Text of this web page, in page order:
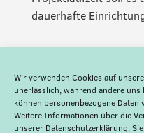
Wir verwenden Cookies auf
unerlässlich, während andere uns
können personenbezogene
Weitere Informationen über die
unserer Datenschutzerklärung.
dauerhafte